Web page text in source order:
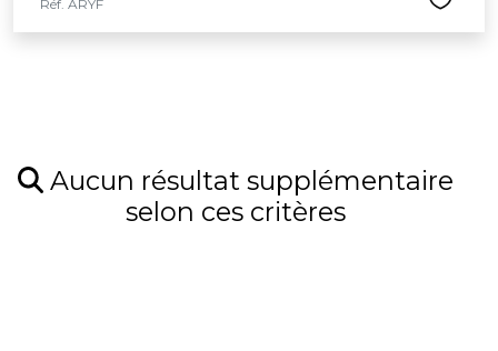
Réf. ARYF
Aucun résultat supplémentaire
selon ces critères